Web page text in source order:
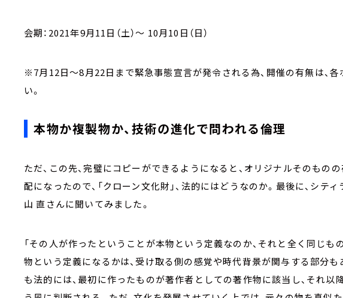
会期：2021年9月11日（土）～ 10月10日（日）
※7月12日～8月22日まで緊急事態宣言が発令される為、開催の有無は、
い。
本物か複製物か、技術の進化で問われる倫理
ただ、この先、完璧にコピーができるようになると、オリジナルそのもの
配になったので、「クローン文化財」、法的にはどうなのか。最後に、シテ
山 直さんに聞いてみました。
「その人が作ったということが本物という定義なのか、それと全く同じも
物という定義になるかは、受け取る側の感覚や時代背景が関与する部分も
も法的には、最初に作ったものが著作者としての著作物に該当し、それ以